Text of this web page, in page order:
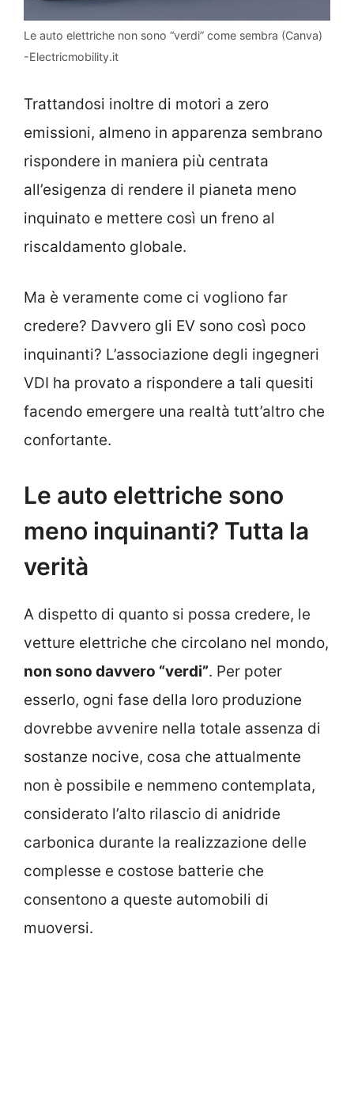
Le auto elettriche non sono “verdi” come sembra (Canva)
-Electricmobility.it
Trattandosi inoltre di motori a zero
emissioni, almeno in apparenza sembrano
rispondere in maniera più centrata
all’esigenza di rendere il pianeta meno
inquinato e mettere così un freno al
riscaldamento globale.
Ma è veramente come ci vogliono far
credere? Davvero gli EV sono così poco
inquinanti? L’associazione degli ingegneri
VDI ha provato a rispondere a tali quesiti
facendo emergere una realtà tutt’altro che
confortante.
Le auto elettriche sono
meno inquinanti? Tutta la
verità
A dispetto di quanto si possa credere, le
vetture elettriche che circolano nel mondo,
non sono davvero “verdi”. Per poter
esserlo, ogni fase della loro produzione
dovrebbe avvenire nella totale assenza di
sostanze nocive, cosa che attualmente
non è possibile e nemmeno contemplata,
considerato l’alto rilascio di anidride
carbonica durante la realizzazione delle
complesse e costose batterie che
consentono a queste automobili di
muoversi.